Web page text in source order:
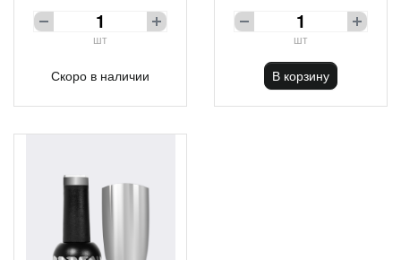
шт
Скоро в наличии
шт
В корзину